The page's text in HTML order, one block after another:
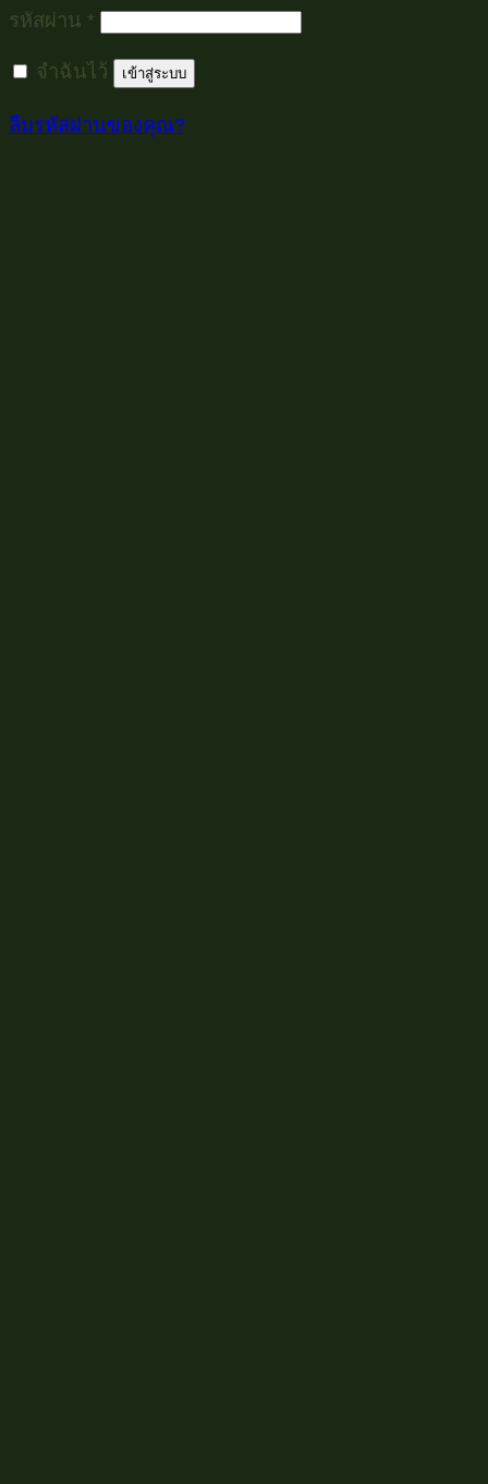
รหัสผ่าน * ต้องการ
จำฉันไว้ เข้าสู่ระบบ
ลืมรหัสผ่านของคุณ?